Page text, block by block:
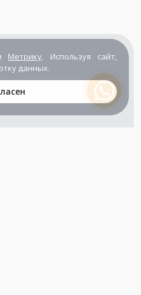
Метрику. Используя сайт,
данных.